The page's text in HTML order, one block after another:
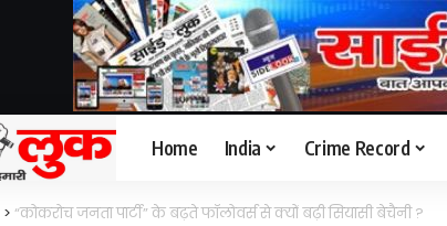
Home India Crime Record
> “कोकरोच जनता पार्टी” के बढ़ते फॉलोवर्स से क्यों बढ़ी सियासी बेचैनी ?